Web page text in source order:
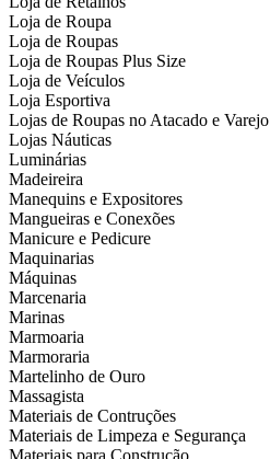
Loja de Roupa
Loja de Roupas
Loja de Roupas Plus Size
Loja de Veículos
Loja Esportiva
Lojas de Roupas no Atacado e Varejo
Lojas Náuticas
Luminárias
Madeireira
Manequins e Expositores
Mangueiras e Conexões
Manicure e Pedicure
Maquinarias
Máquinas
Marcenaria
Marinas
Marmoaria
Marmoraria
Martelinho de Ouro
Massagista
Materiais de Contruções
Materiais de Limpeza e Segurança